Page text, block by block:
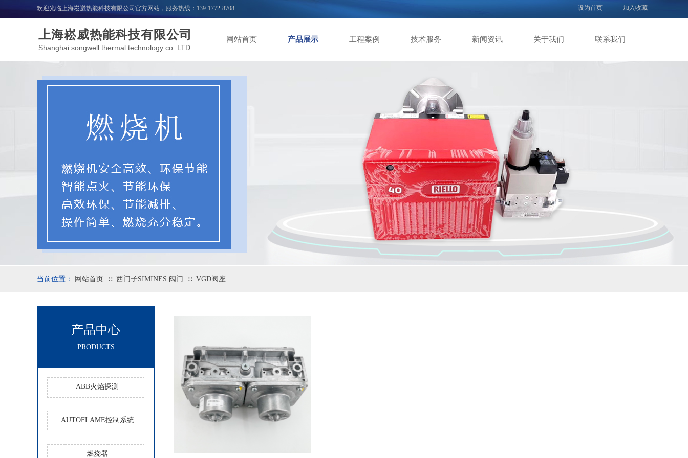
设为首页 加入收藏
欢迎光临上海崧崴热能科技有限公司官方网站，服务热线： 139-1772-8708
网站首页 产品展示 工程案例 技术服务 新闻资讯 关于我们 联系我们
上海崧威热能科技有限公司
Shanghai songwell thermal technology co. LTD
当前位置： 网站首页 ∷ 西门子SIMINES 阀门 ∷ VGD阀座
产品中心
PRODUCTS
ABB火焰探测
AUTOFLAME控制系统
燃烧器